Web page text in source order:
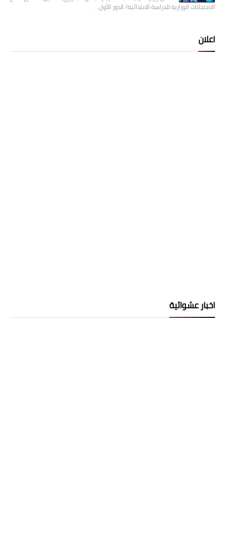
الامتحانات الوزارية للدراسة الابتدائية/ الدور الأول…
اعلان
اخبار عشوائية